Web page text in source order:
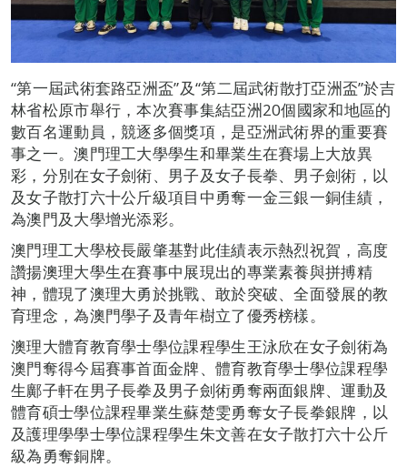
“第一屆武術套路亞洲盃”及“第二屆武術散打亞洲盃”於吉
林省松原市舉行，本次賽事集結亞洲20個國家和地區的
數百名運動員，競逐多個獎項，是亞洲武術界的重要賽
事之一。澳門理工大學學生和畢業生在賽場上大放異
彩，分別在女子劍術、男子及女子長拳、男子劍術，以
及女子散打六十公斤級項目中勇奪一金三銀一銅佳績，
為澳門及大學增光添彩。
澳門理工大學校長嚴肇基對此佳績表示熱烈祝賀，高度
讚揚澳理大學生在賽事中展現出的專業素養與拼搏精
神，體現了澳理大勇於挑戰、敢於突破、全面發展的教
育理念，為澳門學子及青年樹立了優秀榜樣。
澳理大體育教育學士學位課程學生王泳欣在女子劍術為
澳門奪得今屆賽事首面金牌、體育教育學士學位課程學
生鄺子軒在男子長拳及男子劍術勇奪兩面銀牌、運動及
體育碩士學位課程畢業生蘇楚雯勇奪女子長拳銀牌，以
及護理學學士學位課程學生朱文善在女子散打六十公斤
級為勇奪銅牌。